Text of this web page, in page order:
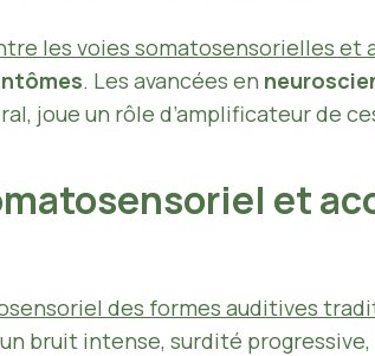
les voies somatosensorielles et
. Les avancées en
joue un rôle d’amplificateur de
et
des formes auditives
bruit intense, surdité